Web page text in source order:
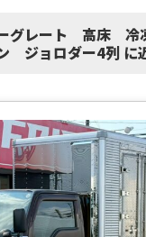
ーグレート 高床
ジョロダー4列 に